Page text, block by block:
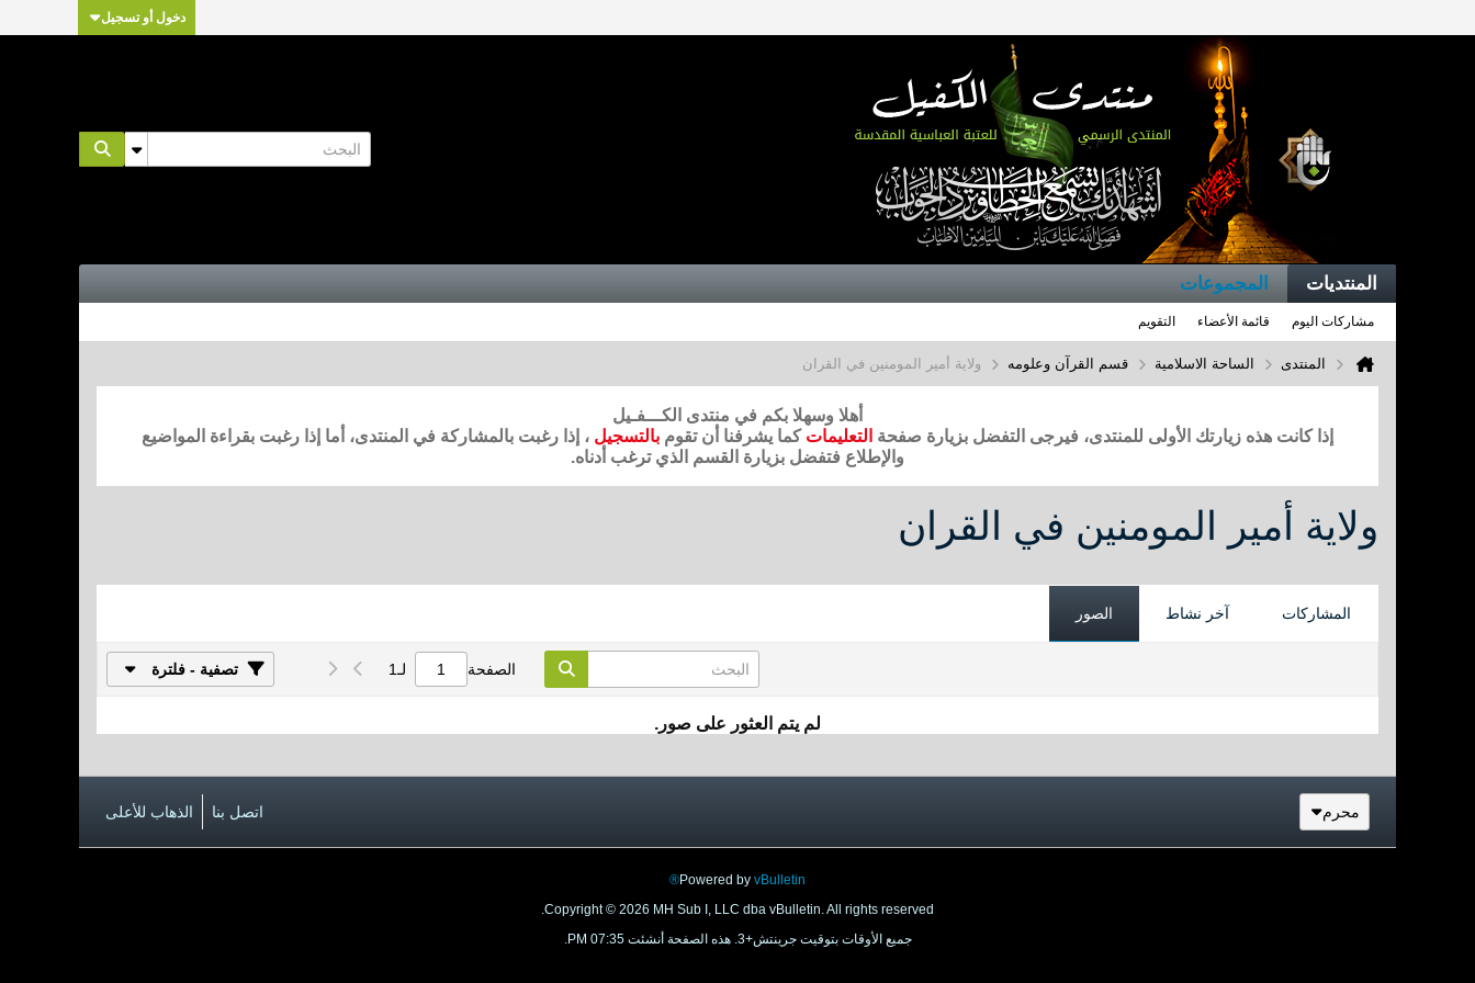
دخول أو تسجيل
المنتديات المجموعات
مشاركات اليوم قائمة الأعضاء التقويم
المنتدى الساحة الاسلامية قسم القرآن وعلومه ولاية أمير المومنين في القران
أهلا وسهلا بكم في منتدى الكـــفـيل
إذا كانت هذه زيارتك الأولى للمنتدى، فيرجى التفضل بزيارة صفحة التعليمات كما يشرفنا أن تقوم بالتسجيل ، إذا رغبت بالمشاركة في المنتدى، أما إذا رغبت بقراءة المواضيع
والإطلاع فتفضل بزيارة القسم الذي ترغب أدناه.
ولاية أمير المومنين في القران
المشاركات آخر نشاط الصور
الصفحة لـ1 تصفية - فلترة
لم يتم العثور على صور.
محرم اتصل بنا الذهاب للأعلى
Powered by vBulletin®
Copyright © 2026 MH Sub I, LLC dba vBulletin. All rights reserved.
جميع الأوقات بتوقيت جرينتش+3. هذه الصفحة أنشئت 07:35 PM.